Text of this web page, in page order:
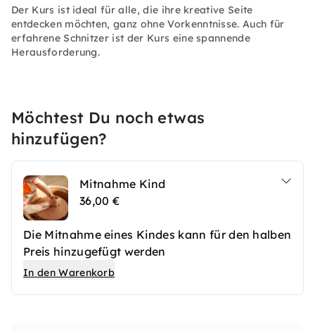
Der Kurs ist ideal für alle, die ihre kreative Seite
entdecken möchten, ganz ohne Vorkenntnisse. Auch für
erfahrene Schnitzer ist der Kurs eine spannende
Herausforderung.
Möchtest Du noch etwas
hinzufügen?
Mitnahme Kind
36,00 €
Die Mitnahme eines Kindes kann für den halben
Preis hinzugefügt werden
In den Warenkorb